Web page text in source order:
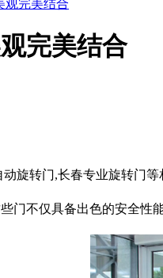
观完美结合
完美结合
动旋转门,长春专业旋转门
门不仅具备出色的安全性